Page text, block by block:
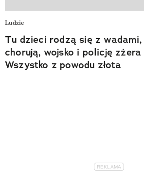
Ludzie
Tu dzieci rodzą się z
chorują, wojsko i policję zżera
Wszystko z powodu złota